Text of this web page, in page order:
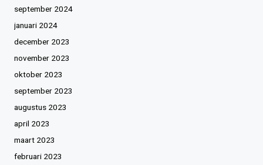
september 2024
januari 2024
december 2023
november 2023
oktober 2023
september 2023
augustus 2023
april 2023
maart 2023
februari 2023